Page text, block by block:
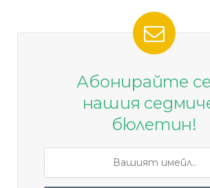
Абонирайте се
нашия
бюлетин!